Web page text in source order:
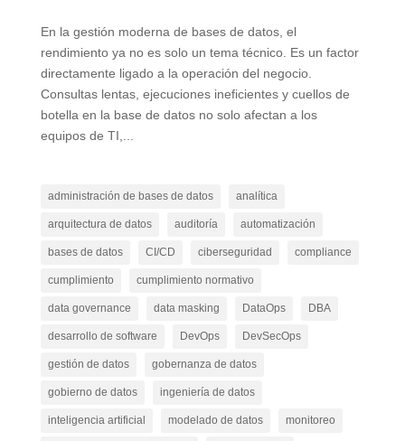
En la gestión moderna de bases de datos, el
rendimiento ya no es solo un tema técnico. Es un factor
directamente ligado a la operación del negocio.
Consultas lentas, ejecuciones ineficientes y cuellos de
botella en la base de datos no solo afectan a los
equipos de TI,...
administración de bases de datos analítica
arquitectura de datos auditoría automatización
bases de datos CI/CD ciberseguridad compliance
cumplimiento cumplimiento normativo
data governance data masking DataOps DBA
desarrollo de software DevOps DevSecOps
gestión de datos gobernanza de datos
gobierno de datos ingeniería de datos
inteligencia artificial modelado de datos monitoreo